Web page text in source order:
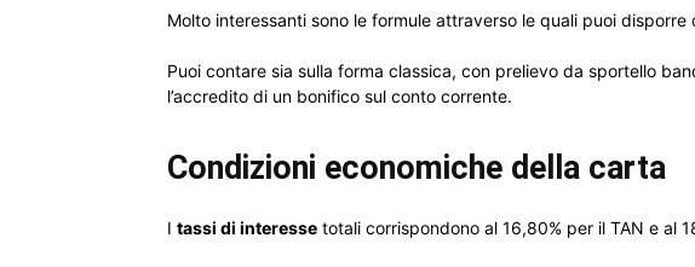
Molto interessanti sono le formule attraverso le quali puoi disporre
Puoi contare sia sulla forma classica, con prelievo da sportello
l’accredito di un bonifico sul conto corrente.
Condizioni economiche della carta
I tassi di interesse totali corrispondono al 16,80% per il TAN e al